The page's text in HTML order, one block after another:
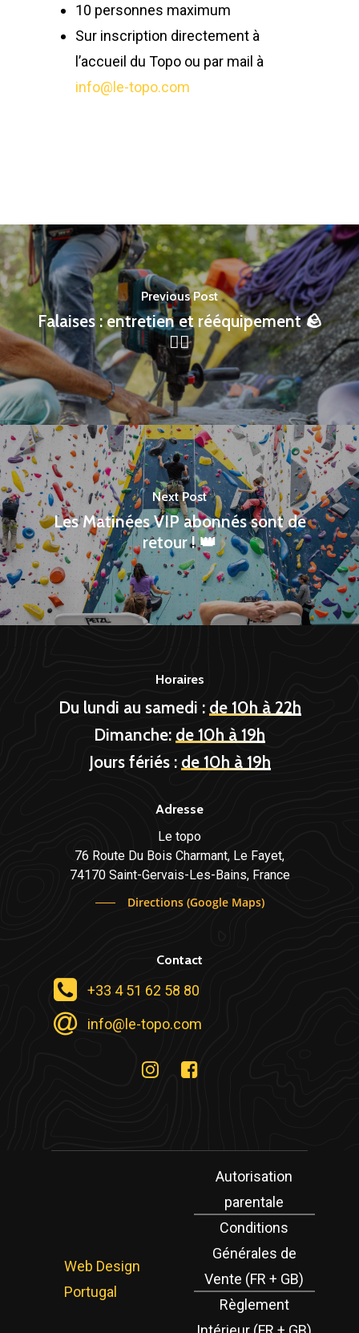
10 personnes maximum
Sur inscription directement à
l’accueil du Topo ou par mail à
info@le-topo.com
Previous Post
Falaises : entretien et rééquipement 🪨
👷‍♂️
Next Post
Les Matinées VIP abonnés sont de
retour ! 👑
Horaires
Du lundi au samedi : de 10h à 22h
Dimanche: de 10h à 19h
Jours fériés : de 10h à 19h
Adresse
Le topo
76 Route Du Bois Charmant, Le Fayet,
74170 Saint-Gervais-Les-Bains, France
Directions (Google Maps)
Contact
+33 4 51 62 58 80
info@le-topo.com
Web Design
Portugal
Autorisation
parentale
Conditions
Générales de
Vente (FR + GB)
Règlement